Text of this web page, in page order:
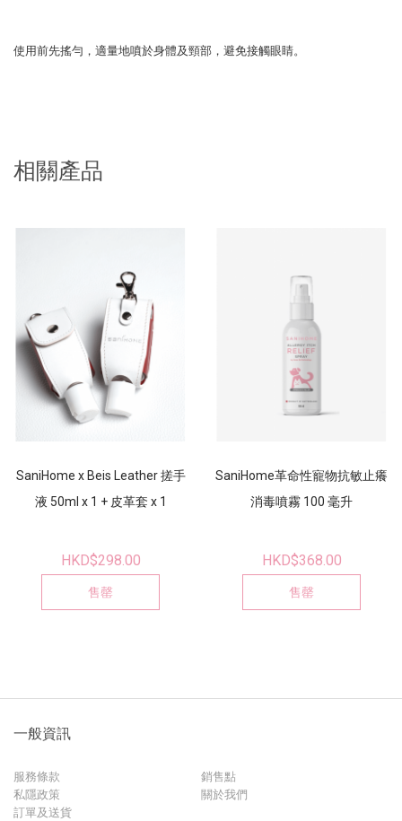
使用前先搖勻，適量地噴於身體及頸部，避免接觸眼睛。
相關產品
SaniHome x Beis Leather 搓手
液 50ml x 1 + 皮革套 x 1
HKD$298.00
售罄
SaniHome革命性寵物抗敏止癢
消毒噴霧 100 毫升
HKD$368.00
售罄
一般資訊
服務條款
私隱政策
訂單及送貨
銷售點
關於我們